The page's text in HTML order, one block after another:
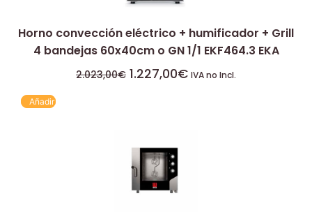
Horno convección eléctrico + humificador + Grill
4 bandejas 60x40cm o GN 1/1 EKF464.3 EKA
2.023,00€ 1.227,00€ IVA no Incl.
Añadir